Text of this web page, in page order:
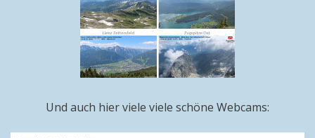
Und auch hier viele viele schöne Webcams: